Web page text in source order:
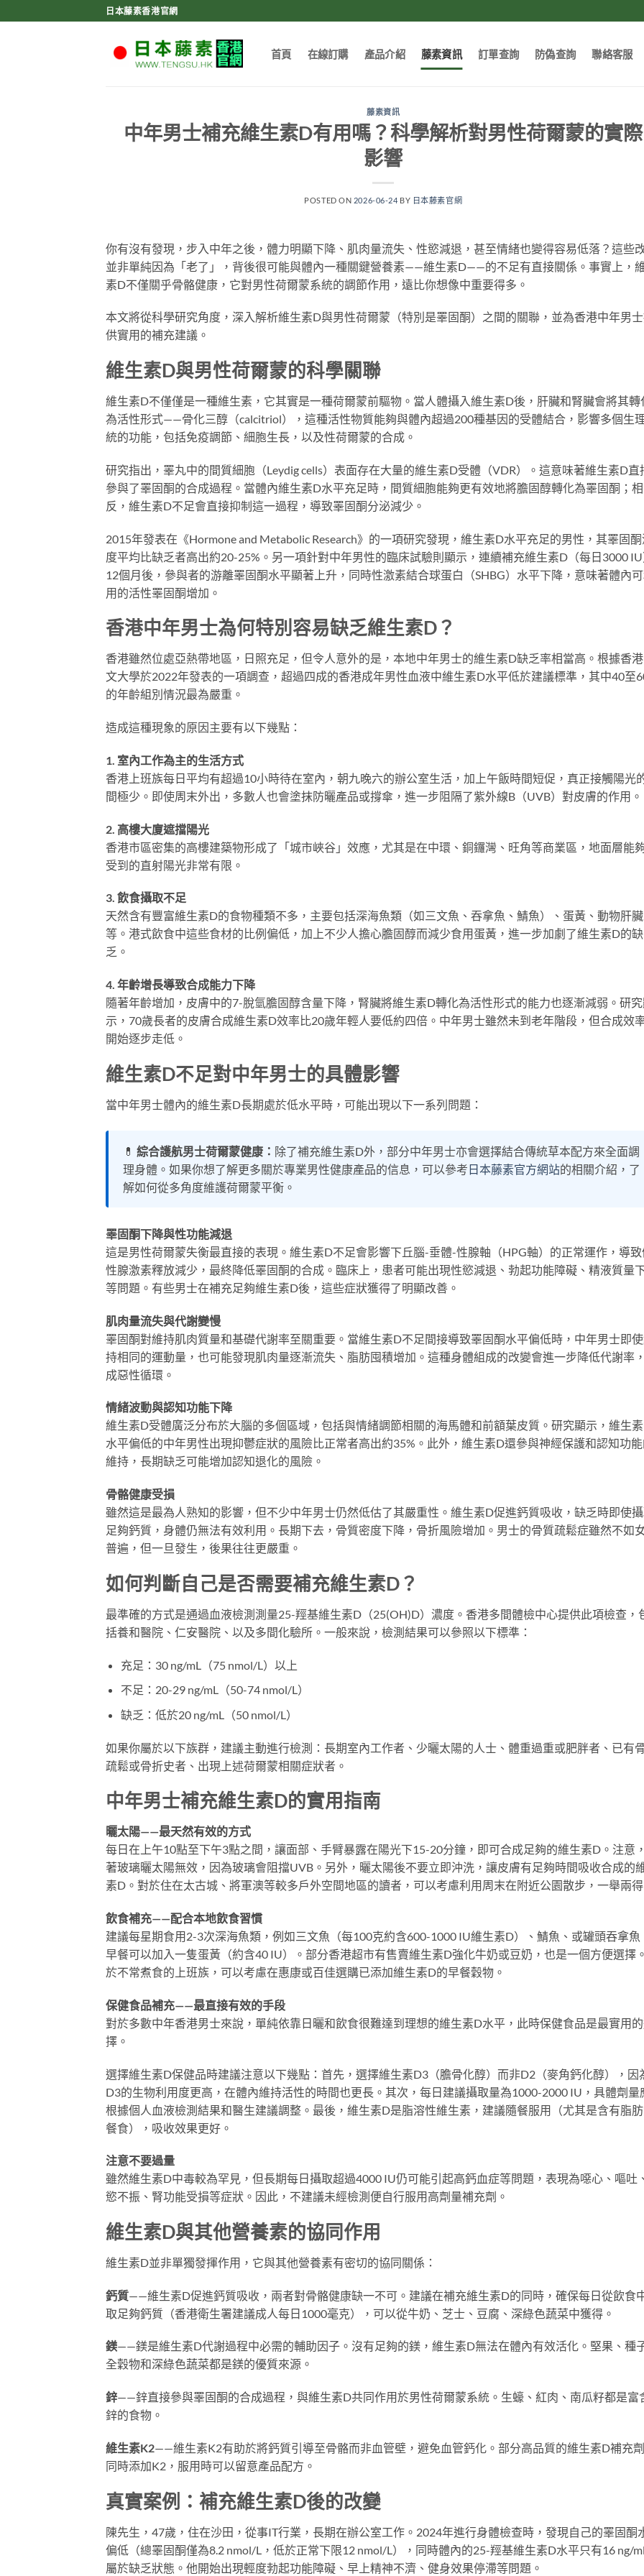
to
日本藤素香港官網
首頁 在線訂購 產品介紹 藤素資訊 訂單查詢 防偽查詢 聯絡客服
藤素資訊
中年男士補充維生素D有用嗎？科學解析對男性荷爾蒙的實際
影響
POSTED ON 2026-06-24 BY 日本藤素官網
你有沒有發現，步入中年之後，體力明顯下降、肌肉量流失、性慾減退，甚至情緒也變得容易低落？這些
並非單純因為「老了」，背後很可能與體內一種關鍵營養素——維生素D——的不足有直接關係。事實上，
素D不僅關乎骨骼健康，它對男性荷爾蒙系統的調節作用，遠比你想像中重要得多。
本文將從科學研究角度，深入解析維生素D與男性荷爾蒙（特別是睪固酮）之間的關聯，並為香港中年男
供實用的補充建議。
維生素D與男性荷爾蒙的科學關聯
維生素D不僅僅是一種維生素，它其實是一種荷爾蒙前驅物。當人體攝入維生素D後，肝臟和腎臟會將其轉
為活性形式——骨化三醇（calcitriol），這種活性物質能夠與體內超過200種基因的受體結合，影響多個生
統的功能，包括免疫調節、細胞生長，以及性荷爾蒙的合成。
研究指出，睪丸中的間質細胞（Leydig cells）表面存在大量的維生素D受體（VDR）。這意味著維生素D直
參與了睪固酮的合成過程。當體內維生素D水平充足時，間質細胞能夠更有效地將膽固醇轉化為睪固酮；相
反，維生素D不足會直接抑制這一過程，導致睪固酮分泌減少。
2015年發表在《Hormone and Metabolic Research》的一項研究發現，維生素D水平充足的男性，其睪固
度平均比缺乏者高出約20-25%。另一項針對中年男性的臨床試驗則顯示，連續補充維生素D（每日3000 IU
12個月後，參與者的游離睪固酮水平顯著上升，同時性激素結合球蛋白（SHBG）水平下降，意味著體內
用的活性睪固酮增加。
香港中年男士為何特別容易缺乏維生素D？
香港雖然位處亞熱帶地區，日照充足，但令人意外的是，本地中年男士的維生素D缺乏率相當高。根據香
文大學於2022年發表的一項調查，超過四成的香港成年男性血液中維生素D水平低於建議標準，其中40至
的年齡組別情況最為嚴重。
造成這種現象的原因主要有以下幾點：
1. 室內工作為主的生活方式
香港上班族每日平均有超過10小時待在室內，朝九晚六的辦公室生活，加上午飯時間短促，真正接觸陽光
間極少。即使周末外出，多數人也會塗抹防曬產品或撐傘，進一步阻隔了紫外線B（UVB）對皮膚的作用。
2. 高樓大廈遮擋陽光
香港市區密集的高樓建築物形成了「城市峽谷」效應，尤其是在中環、銅鑼灣、旺角等商業區，地面層能
受到的直射陽光非常有限。
3. 飲食攝取不足
天然含有豐富維生素D的食物種類不多，主要包括深海魚類（如三文魚、吞拿魚、鯖魚）、蛋黃、動物肝臟
等。港式飲食中這些食材的比例偏低，加上不少人擔心膽固醇而減少食用蛋黃，進一步加劇了維生素D的缺
乏。
4. 年齡增長導致合成能力下降
隨著年齡增加，皮膚中的7-脫氫膽固醇含量下降，腎臟將維生素D轉化為活性形式的能力也逐漸減弱。研
示，70歲長者的皮膚合成維生素D效率比20歲年輕人要低約四倍。中年男士雖然未到老年階段，但合成效
開始逐步走低。
維生素D不足對中年男士的具體影響
當中年男士體內的維生素D長期處於低水平時，可能出現以下一系列問題：
💊 綜合護航男士荷爾蒙健康： 除了補充維生素D外，部分中年男士亦會選擇結合傳統草本配方來全面調
理身體。如果你想了解更多關於專業男性健康產品的信息，可以參考日本藤素官方網站的相關介紹，了
解如何從多角度維護荷爾蒙平衡。
睪固酮下降與性功能減退
這是男性荷爾蒙失衡最直接的表現。維生素D不足會影響下丘腦-垂體-性腺軸（HPG軸）的正常運作，導致
性腺激素釋放減少，最終降低睪固酮的合成。臨床上，患者可能出現性慾減退、勃起功能障礙、精液質量
等問題。有些男士在補充足夠維生素D後，這些症狀獲得了明顯改善。
肌肉量流失與代謝變慢
睪固酮對維持肌肉質量和基礎代謝率至關重要。當維生素D不足間接導致睪固酮水平偏低時，中年男士即
持相同的運動量，也可能發現肌肉量逐漸流失、脂肪囤積增加。這種身體組成的改變會進一步降低代謝率
成惡性循環。
情緒波動與認知功能下降
維生素D受體廣泛分布於大腦的多個區域，包括與情緒調節相關的海馬體和前額葉皮質。研究顯示，維生
水平偏低的中年男性出現抑鬱症狀的風險比正常者高出約35%。此外，維生素D還參與神經保護和認知功
維持，長期缺乏可能增加認知退化的風險。
骨骼健康受損
雖然這是最為人熟知的影響，但不少中年男士仍然低估了其嚴重性。維生素D促進鈣質吸收，缺乏時即使
足夠鈣質，身體仍無法有效利用。長期下去，骨質密度下降，骨折風險增加。男士的骨質疏鬆症雖然不如
普遍，但一旦發生，後果往往更嚴重。
如何判斷自己是否需要補充維生素D？
最準確的方式是通過血液檢測測量25-羥基維生素D（25(OH)D）濃度。香港多間體檢中心提供此項檢查，
括養和醫院、仁安醫院、以及多間化驗所。一般來說，檢測結果可以參照以下標準：
充足：30 ng/mL（75 nmol/L）以上
不足：20-29 ng/mL（50-74 nmol/L）
缺乏：低於20 ng/mL（50 nmol/L）
如果你屬於以下族群，建議主動進行檢測：長期室內工作者、少曬太陽的人士、體重過重或肥胖者、已有
疏鬆或骨折史者、出現上述荷爾蒙相關症狀者。
中年男士補充維生素D的實用指南
曬太陽——最天然有效的方式
每日在上午10點至下午3點之間，讓面部、手臂暴露在陽光下15-20分鐘，即可合成足夠的維生素D。注意
著玻璃曬太陽無效，因為玻璃會阻擋UVB。另外，曬太陽後不要立即沖洗，讓皮膚有足夠時間吸收合成的
素D。對於住在太古城、將軍澳等較多戶外空間地區的讀者，可以考慮利用周末在附近公園散步，一舉兩得
飲食補充——配合本地飲食習慣
建議每星期食用2-3次深海魚類，例如三文魚（每100克約含600-1000 IU維生素D）、鯖魚、或罐頭吞拿魚
早餐可以加入一隻蛋黃（約含40 IU）。部分香港超市有售賣維生素D強化牛奶或豆奶，也是一個方便選擇
於不常煮食的上班族，可以考慮在惠康或百佳選購已添加維生素D的早餐穀物。
保健食品補充——最直接有效的手段
對於多數中年香港男士來說，單純依靠日曬和飲食很難達到理想的維生素D水平，此時保健食品是最實用
擇。
選擇維生素D保健品時建議注意以下幾點：首先，選擇維生素D3（膽骨化醇）而非D2（麥角鈣化醇），因
D3的生物利用度更高，在體內維持活性的時間也更長。其次，每日建議攝取量為1000-2000 IU，具體劑量
根據個人血液檢測結果和醫生建議調整。最後，維生素D是脂溶性維生素，建議隨餐服用（尤其是含有脂
餐食），吸收效果更好。
注意不要過量
雖然維生素D中毒較為罕見，但長期每日攝取超過4000 IU仍可能引起高鈣血症等問題，表現為噁心、嘔吐
慾不振、腎功能受損等症狀。因此，不建議未經檢測便自行服用高劑量補充劑。
維生素D與其他營養素的協同作用
維生素D並非單獨發揮作用，它與其他營養素有密切的協同關係：
鈣質——維生素D促進鈣質吸收，兩者對骨骼健康缺一不可。建議在補充維生素D的同時，確保每日從飲食
取足夠鈣質（香港衛生署建議成人每日1000毫克），可以從牛奶、芝士、豆腐、深綠色蔬菜中獲得。
鎂——鎂是維生素D代謝過程中必需的輔助因子。沒有足夠的鎂，維生素D無法在體內有效活化。堅果、種
全穀物和深綠色蔬菜都是鎂的優質來源。
鋅——鋅直接參與睪固酮的合成過程，與維生素D共同作用於男性荷爾蒙系統。生蠔、紅肉、南瓜籽都是富
鋅的食物。
維生素K2——維生素K2有助於將鈣質引導至骨骼而非血管壁，避免血管鈣化。部分高品質的維生素D補充
同時添加K2，服用時可以留意產品配方。
真實案例：補充維生素D後的改變
陳先生，47歲，住在沙田，從事IT行業，長期在辦公室工作。2024年進行身體檢查時，發現自己的睪固酮
偏低（總睪固酮僅為8.2 nmol/L，低於正常下限12 nmol/L），同時體內的25-羥基維生素D水平只有16 ng/
屬於缺乏狀態。他開始出現輕度勃起功能障礙、早上精神不濟、健身效果停滯等問題。